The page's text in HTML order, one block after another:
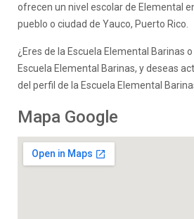
ofrecen un nivel escolar de Elemental
pueblo o ciudad de Yauco, Puerto Rico.
¿Eres de la Escuela Elemental Barinas
Escuela Elemental Barinas, y deseas
del perfil de la Escuela Elemental
Mapa Google